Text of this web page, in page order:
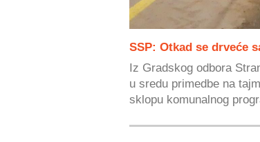
SSP: Otkad se drveće
Iz Gradskog odbora
u sredu primedbe na
sklopu komunalnog